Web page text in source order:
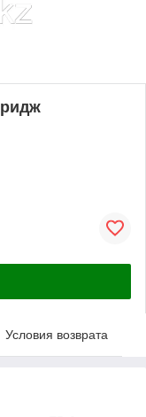
Условия возврата